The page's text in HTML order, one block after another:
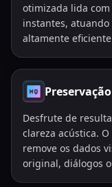
otimizada lida
instantes, atuando
altamente
Desfrute de
clareza acústica.
remove os dados
original, diálogos